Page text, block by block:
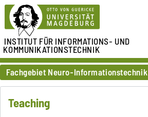
INSTITUT FÜRINFORMATIONS- UND
KOMMUNIKATIONSTECHNIK
Fachgebiet Neuro-Informationstechnik
Teaching